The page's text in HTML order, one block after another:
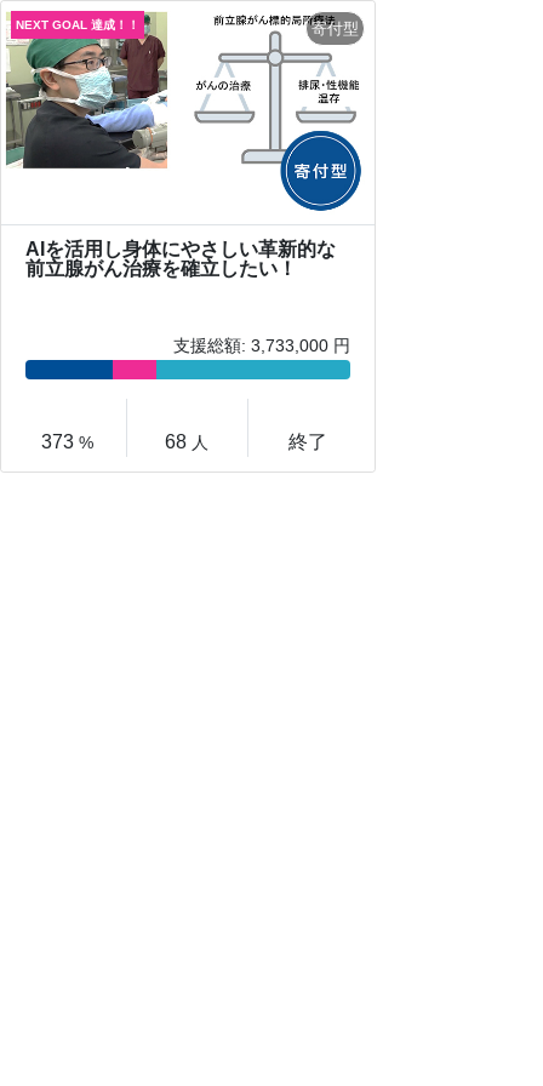
AIを活用し身体にやさしい革新的な
前立腺がん治療を確立したい！
支援総額: 3,733,000 円
373 % 68 人 終了